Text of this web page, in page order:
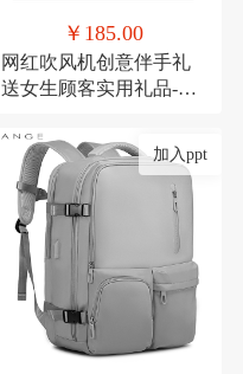
￥185.00
网红吹风机创意伴手礼
送女生顾客实用礼品-极
加入ppt